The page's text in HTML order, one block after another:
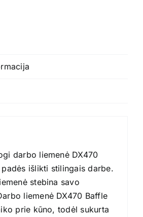
darbo liemenė DX470
išlikti stilingais darbe.
stebina savo
liemenė DX470 Baffle
prie kūno, todėl sukurta